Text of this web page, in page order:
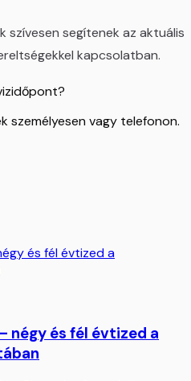
szívesen segítenek az aktuális
kapcsolatban.
személyesen vagy telefonon.
négy és fél évtized a